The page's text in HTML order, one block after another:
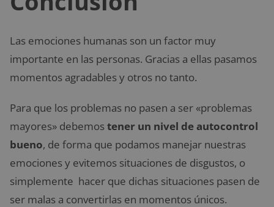
Las emociones humanas son un factor muy
importante en las personas. Gracias a ellas pasamos
momentos agradables y otros no tanto.
Para que los problemas no pasen a ser «problemas
mayores» debemostener un nivel de autocontrol
bueno, de forma que podamos manejar nuestras
emociones y evitemos situaciones de disgustos, o
simplemente hacer que dichas situaciones pasen de
ser malas a convertirlas en momentos únicos.